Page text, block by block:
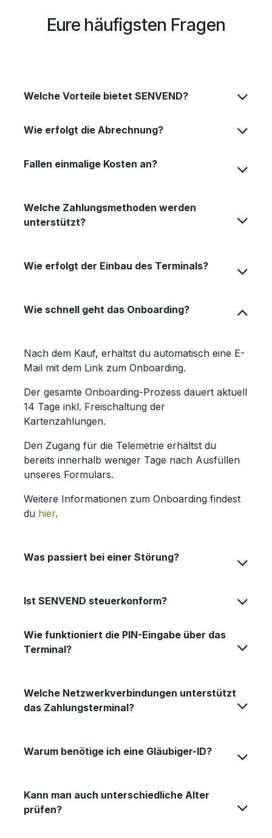
Eure häufigsten Fragen
Welche Vorteile bietet SENVEND?
Wie erfolgt die Abrechnung?
Fallen einmalige Kosten an?
Welche Zahlungsmethoden werden
unterstützt?
Wie erfolgt der Einbau des Terminals?
Wie schnell geht das Onboarding?
Nach dem Kauf, erhältst du automatisch eine E-
Mail mit dem Link zum Onboarding.
Der gesamte Onboarding-Prozess dauert aktuell
14 Tage inkl. Freischaltung der
Kartenzahlungen.
Den Zugang für die Telemetrie erhältst du
bereits innerhalb weniger Tage nach Ausfüllen
unseres Formulars.
Weitere Informationen zum Onboarding findest
du hier.
Was passiert bei einer Störung?
Ist SENVEND steuerkonform?
Wie funktioniert die PIN-Eingabe über das
Terminal?
Welche Netzwerkverbindungen unterstützt
das Zahlungsterminal?
Warum benötige ich eine Gläubiger-ID?
Kann man auch unterschiedliche Alter
prüfen?